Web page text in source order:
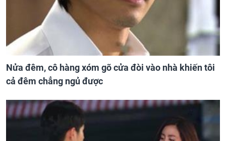
Nửa đêm, cô hàng xóm gõ cửa đòi vào nhà khiến tôi
cả đêm chẳng ngủ được